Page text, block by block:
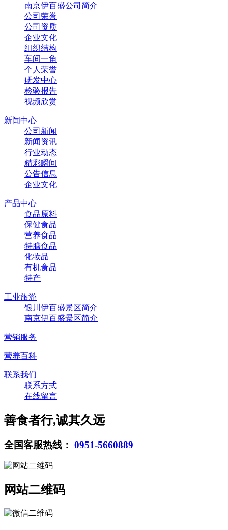
南京伊百盛公司简介
公司荣誉
公司资质
企业文化
组织结构
车间一角
个人荣誉
研发中心
检验报告
视频欣赏
新闻中心
公司新闻
新闻资讯
行业动态
精彩瞬间
公告信息
企业文化
产品中心
食品原料
保健食品
营养食品
特膳食品
化妆品
有机食品
特产
工业旅游
银川伊百盛景区简介
南京伊百盛景区简介
营销服务
营养百科
联系我们
联系方式
在线留言
善食者行,诚其久远
全国客服热线： 0951-5660889
网站二维码